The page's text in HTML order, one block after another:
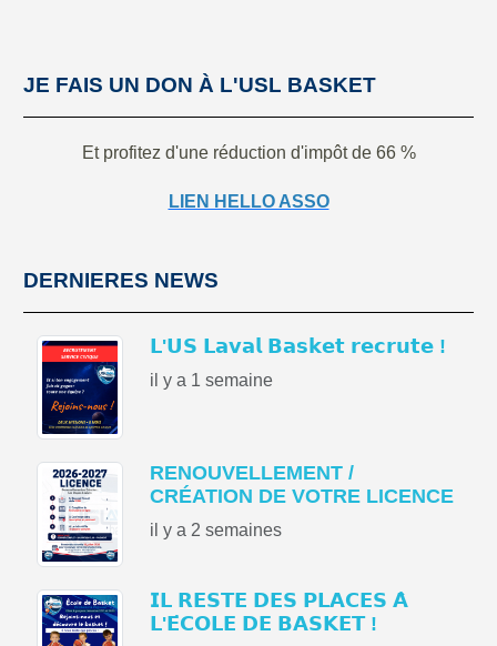
JE FAIS UN DON À L'USL BASKET
Et profitez d'une réduction d'impôt de 66 %
LIEN HELLO ASSO
DERNIERES NEWS
𝗟'𝗨𝗦 𝗟𝗮𝘃𝗮𝗹 𝗕𝗮𝘀𝗸𝗲𝘁 𝗿𝗲𝗰𝗿𝘂𝘁𝗲 !
il y a 1 semaine
RENOUVELLEMENT /
CRÉATION DE VOTRE LICENCE
il y a 2 semaines
𝗜𝗟 𝗥𝗘𝗦𝗧𝗘 𝗗𝗘𝗦 𝗣𝗟𝗔𝗖𝗘𝗦 𝗔̀
𝗟'𝗘́𝗖𝗢𝗟𝗘 𝗗𝗘 𝗕𝗔𝗦𝗞𝗘𝗧 !